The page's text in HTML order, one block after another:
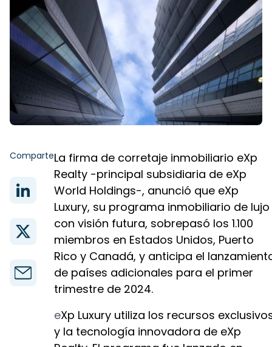
ComparteLa firma de corretaje inmobiliario eXp
Realty -principal subsidiaria de eXp
World Holdings-, anunció que eXp
Luxury, su programa inmobiliario de lujo
con visión futura, sobrepasó los 1.100
miembros en Estados Unidos, Puerto
Rico y Canadá, y anticipa el
de países adicionales para el primer
trimestre de 2024.
eXp Luxury utiliza los recursos
y la tecnología innovadora de eXp